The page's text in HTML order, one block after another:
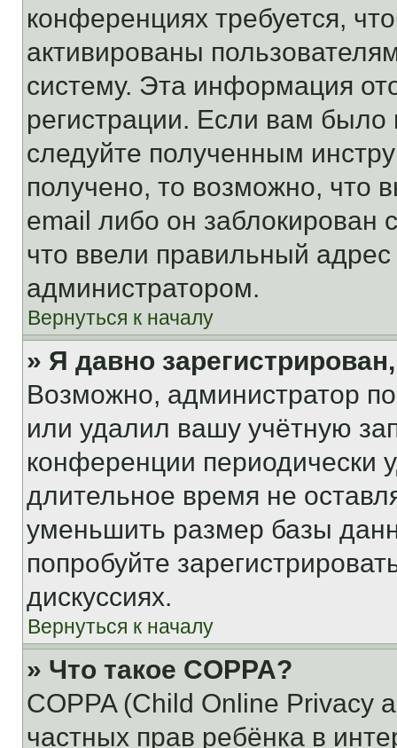
конференциях требуется,
активированы
систему. Эта информация
регистрации. Если вам
следуйте полученным
получено, то возможно, что
email либо он
что ввели правильный адрес
администратором.
Вернуться к началу
» Я давно
Возможно, администратор
или удалил вашу учётную
конференции периодически
длительное время не
уменьшить размер базы
попробуйте
дискуссиях.
Вернуться к началу
» Что такое COPPA?
COPPA (Child Online Privacy
частных прав ребёнка в